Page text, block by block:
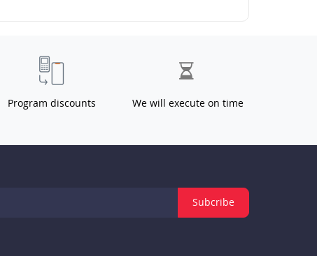
Program discounts We will execute on time
Subcribe